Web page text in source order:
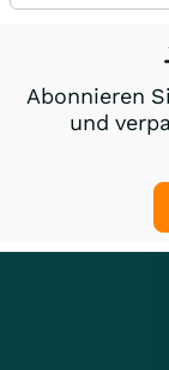
Abonnieren
und